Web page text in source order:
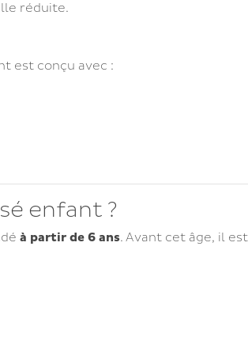
réduite.
est conçu avec :
enfant ?
à partir de 6 ans. Avant cet âge, il